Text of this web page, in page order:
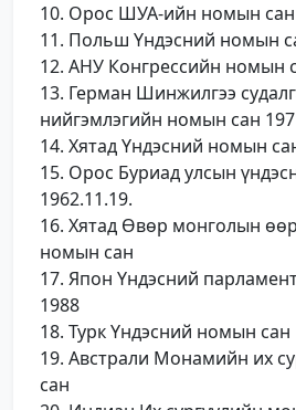
10. Орос ШУА-ийн номын сан
11. Польш Үндэсний номын
12. АНУ Конгрессийн номын
13. Герман Шинжилгээ
нийгэмлэгийн номын сан
14. Хятад Үндэсний номын
15. Орос Буриад улсын
1962.11.19.
16. Хятад Өвөр монголын
номын сан
17. Япон Үндэсний
1988
18. Турк Үндэсний номын сан
19. Австрали Монамийн их
сан